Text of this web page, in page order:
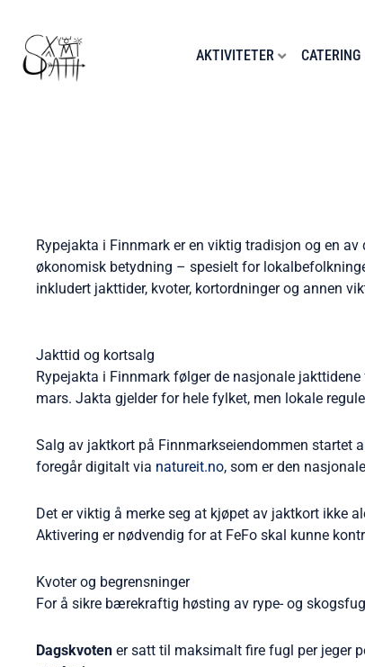
innholdet
AKTIVITETER CATERING
Rypejakta i Finnmark er en viktig tradisjon og en
økonomisk betydning – spesielt for
inkludert jakttider, kvoter, kortordninger og annen
Jakttid og kortsalg
Rypejakta i Finnmark følger de nasjonale
mars. Jakta gjelder for hele fylket, men lokale
Salg av jaktkort på Finnmarkseiendommen startet
foregår digitalt via natureit.no, som er den
Det er viktig å merke seg at kjøpet av jaktkort ikke
Aktivering er nødvendig for at FeFo skal kunne
Kvoter og begrensninger
For å sikre bærekraftig høsting av rype- og
Dagskvoten er satt til maksimalt fire fugl per jeger